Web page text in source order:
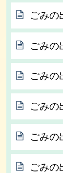
ごみの
ごみの
ごみの
ごみの
ごみの
ごみの